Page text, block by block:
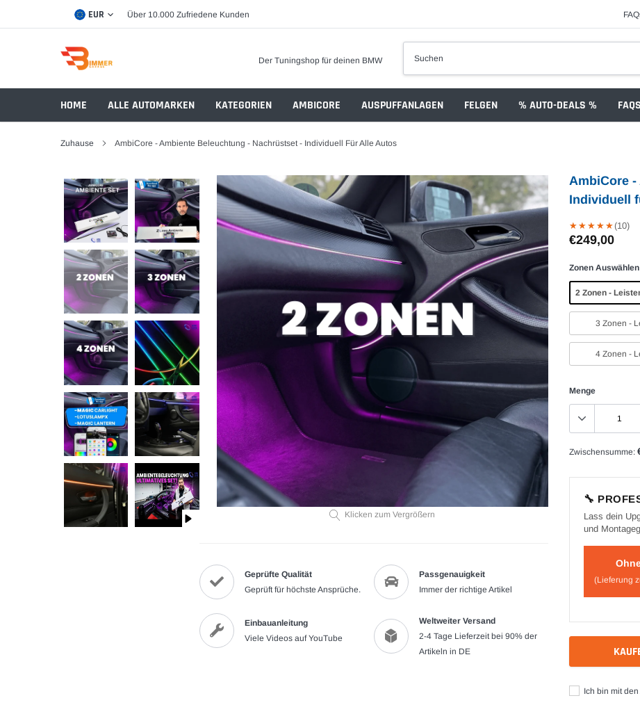
EUR Über 10.000 Zufriedene Kunden
Der Tuningshop für deinen BMW
HOME ALLE AUTOMARKEN KATEGORIEN AMBICORE AUSPUFFANLAGEN FELGEN % AUTO-DEALS % FAQS
Zuhause AmbiCore - Ambiente Beleuchtung - Nachrüstset - Individuell Für Alle Autos
Klicken zum Vergrößern
Geprüfte Qualität
Geprüft für höchste Ansprüche.
Passgenauigkeit
Immer der richtige Artikel
Einbauanleitung
Viele Videos auf YouTube
Weltweiter Versand
2-4 Tage Lieferzeit bei 90% der
Artikeln in DE
AmbiCore
Individuell
★
★ ★
★ ★
★ ★
★ ★
★(10)
€249,00
Zonen Auswählen
2 Zonen -
3 Zonen -
4 Zonen -
Menge
Zwischensumme:
🔧
Lass dein
und
(Lieferung
Ich bin mit